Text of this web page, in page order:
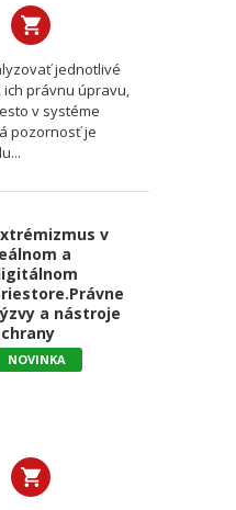
jednotlivé
právnu úpravu,
v systéme
pozornosť je
v
a
a nástroje
NOVINKA